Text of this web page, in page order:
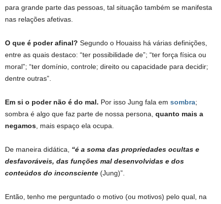
para grande parte das pessoas, tal situação também se manifesta
nas relações afetivas.
O que é poder afinal? Segundo o Houaiss há várias definições,
entre as quais destaco: “ter possibilidade de”; “ter força física ou
moral”; “ter domínio, controle; direito ou capacidade para decidir;
dentre outras”.
Em si o poder não é do mal. Por isso Jung fala em sombra;
sombra é algo que faz parte de nossa persona, quanto mais a
negamos , mais espaço ela ocupa.
De maneira didática,
“é a soma das propriedades ocultas e
desfavoráveis, das funções mal desenvolvidas e dos
conteúdos do inconsciente (Jung)”.
Então, tenho me perguntado o motivo (ou motivos) pelo qual, na